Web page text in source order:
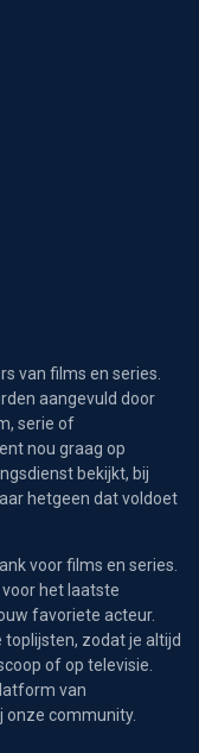
van films en series.
aangevuld door
serie of
nou graag op
bekijkt, bij
hetgeen dat voldoet
voor films en series.
het laatste
favoriete acteur.
toplijsten, zodat je altijd
of op televisie.
van
onze community.